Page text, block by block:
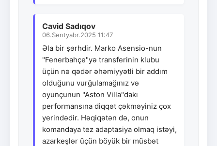
Cavid Sadıqov
06.Sentyabr.2025 11:47
Əla bir şərhdir. Marko Asensio-nun
"Fenerbahçe"yə transferinin klubu
üçün nə qədər əhəmiyyətli bir addım
olduğunu vurğulamağınız və
oyunçunun "Aston Villa"dakı
performansına diqqət çəkməyiniz çox
yerindədir. Həqiqətən də, onun
komandaya tez adaptasiya olmaq istəyi,
azarkeşlər üçün böyük bir müsbət